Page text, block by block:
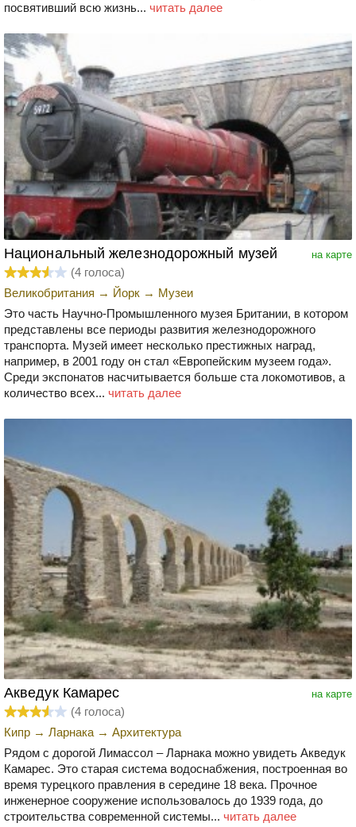
посвятивший всю жизнь... читать далее
на карте
Национальный железнодорожный музей
(4 голоса)
Великобритания → Йорк → Музеи
Это часть Научно-Промышленного музея Британии, в котором
представлены все периоды развития железнодорожного
транспорта. Музей имеет несколько престижных наград,
например, в 2001 году он стал «Европейским музеем года».
Среди экспонатов насчитывается больше ста локомотивов, а
количество всех... читать далее
на карте
Акведук Камарес
(4 голоса)
Кипр → Ларнака → Архитектура
Рядом с дорогой Лимассол – Ларнака можно увидеть Акведук
Камарес. Это старая система водоснабжения, построенная во
время турецкого правления в середине 18 века. Прочное
инженерное сооружение использовалось до 1939 года, до
строительства современной системы... читать далее